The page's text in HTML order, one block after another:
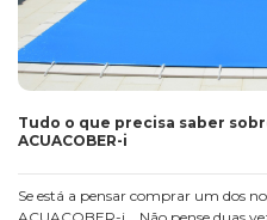
Tudo o que precisa saber
ACUACOBER-i
Se está a pensar comprar um dos